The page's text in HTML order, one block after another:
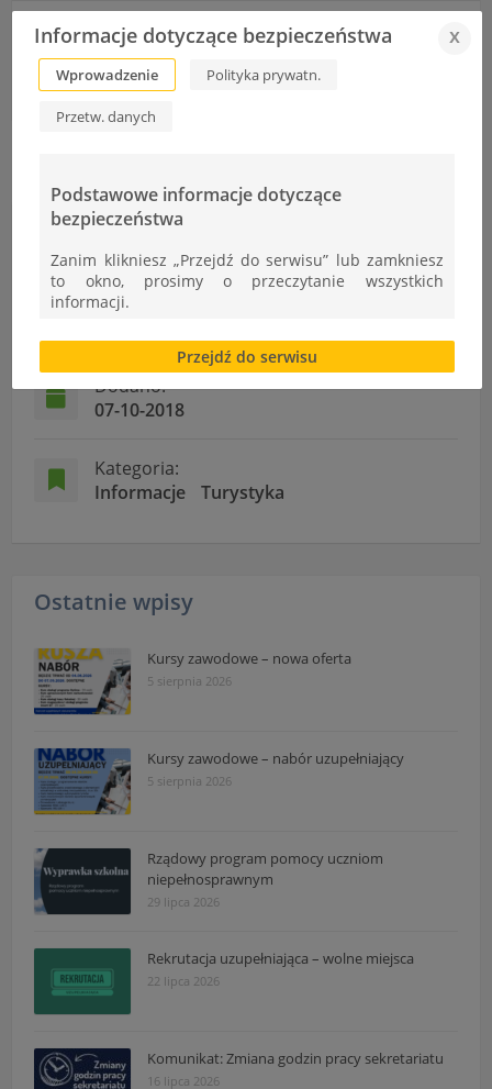
Serdecznie zapraszamy do udziału w XLV Olimpiadzie Wiedzy
Technicznej
Informacje
Autor:
Dodano:
07-10-2018
Kategoria:
Informacje
Turystyka
Ostatnie wpisy
Kursy zawodowe – nowa oferta
5 sierpnia 2026
Kursy zawodowe – nabór uzupełniający
5 sierpnia 2026
Rządowy program pomocy uczniom
niepełnosprawnym
29 lipca 2026
Rekrutacja uzupełniająca – wolne miejsca
22 lipca 2026
Komunikat: Zmiana godzin pracy sekretariatu
16 lipca 2026
Informacje dotyczące bezpieczeństwa x
Wprowadzenie Polityka prywatn.
Przetw. danych
Podstawowe informacje dotyczące
bezpieczeństwa
Zanim klikniesz „Przejdź do serwisu” lub zamkniesz
to okno, prosimy o przeczytanie wszystkich
informacji.
Brak zgody bądź ograniczenie funkcjonalności plików
cookies lub local storage, może utrudnić lub
uniemożliwić korzystanie z Serwisu.
Informacje dotyczące polityki prywatności oraz
czas w sekcji
"Nasza szkoła" > "Bezpieczeństwo"
Przejdź do serwisu